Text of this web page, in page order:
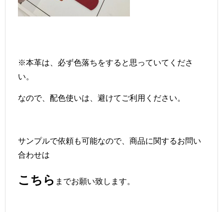
※本革は、必ず色落ちをすると思っていてくださ
い。
なので、配色使いは、避けてご利用ください。
サンプルで依頼も可能なので、商品に関するお問い
合わせは
こちら までお願い致します。